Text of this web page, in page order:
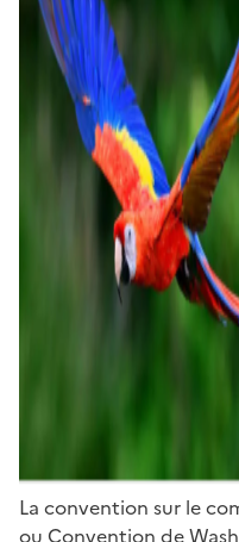
La convention sur le
ou Convention de